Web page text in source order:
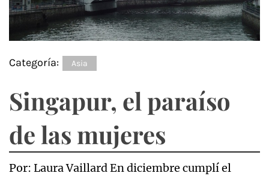
Categoría: Asia
Singapur, el paraíso
de las mujeres
Por: Laura Vaillard En diciembre cumplí el